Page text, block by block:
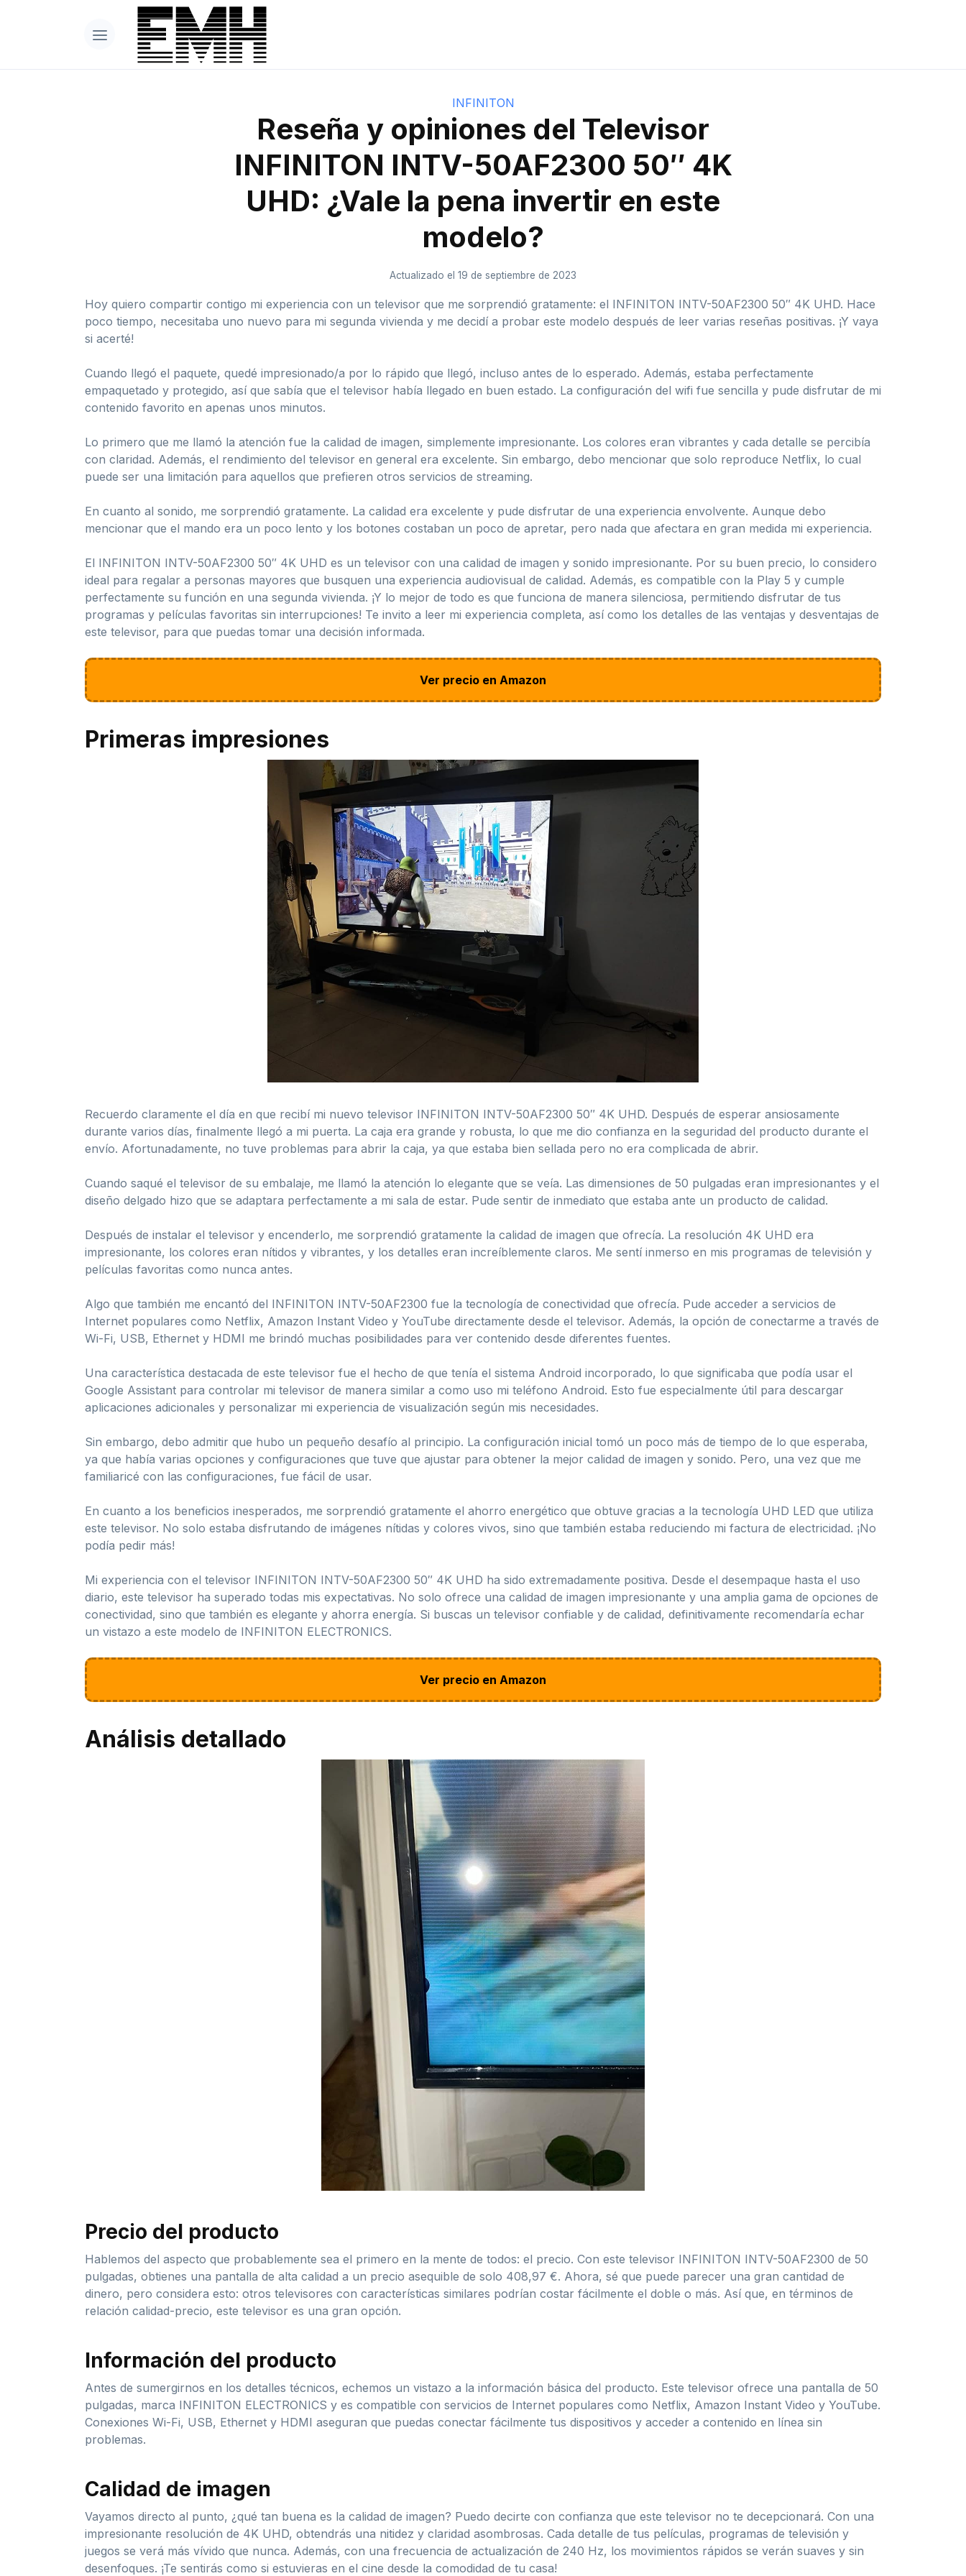
INFINITON
Reseña y opiniones del Televisor
INFINITON INTV-50AF2300 50″ 4K
UHD: ¿Vale la pena invertir en este
modelo?
Actualizado el 19 de septiembre de 2023
Hoy quiero compartir contigo mi experiencia con un televisor que me sorprendió gratamente: el INFINITON INTV-50AF2300 50″ 4K UHD. Hace
poco tiempo, necesitaba uno nuevo para mi segunda vivienda y me decidí a probar este modelo después de leer varias reseñas positivas. ¡Y vaya
si acerté!
Cuando llegó el paquete, quedé impresionado/a por lo rápido que llegó, incluso antes de lo esperado. Además, estaba perfectamente
empaquetado y protegido, así que sabía que el televisor había llegado en buen estado. La configuración del wifi fue sencilla y pude disfrutar de mi
contenido favorito en apenas unos minutos.
Lo primero que me llamó la atención fue la calidad de imagen, simplemente impresionante. Los colores eran vibrantes y cada detalle se percibía
con claridad. Además, el rendimiento del televisor en general era excelente. Sin embargo, debo mencionar que solo reproduce Netflix, lo cual
puede ser una limitación para aquellos que prefieren otros servicios de streaming.
En cuanto al sonido, me sorprendió gratamente. La calidad era excelente y pude disfrutar de una experiencia envolvente. Aunque debo
mencionar que el mando era un poco lento y los botones costaban un poco de apretar, pero nada que afectara en gran medida mi experiencia.
El INFINITON INTV-50AF2300 50″ 4K UHD es un televisor con una calidad de imagen y sonido impresionante. Por su buen precio, lo considero
ideal para regalar a personas mayores que busquen una experiencia audiovisual de calidad. Además, es compatible con la Play 5 y cumple
perfectamente su función en una segunda vivienda. ¡Y lo mejor de todo es que funciona de manera silenciosa, permitiendo disfrutar de tus
programas y películas favoritas sin interrupciones! Te invito a leer mi experiencia completa, así como los detalles de las ventajas y desventajas de
este televisor, para que puedas tomar una decisión informada.
Ver precio en Amazon
Primeras impresiones
Recuerdo claramente el día en que recibí mi nuevo televisor INFINITON INTV-50AF2300 50″ 4K UHD. Después de esperar ansiosamente
durante varios días, finalmente llegó a mi puerta. La caja era grande y robusta, lo que me dio confianza en la seguridad del producto durante el
envío. Afortunadamente, no tuve problemas para abrir la caja, ya que estaba bien sellada pero no era complicada de abrir.
Cuando saqué el televisor de su embalaje, me llamó la atención lo elegante que se veía. Las dimensiones de 50 pulgadas eran impresionantes y el
diseño delgado hizo que se adaptara perfectamente a mi sala de estar. Pude sentir de inmediato que estaba ante un producto de calidad.
Después de instalar el televisor y encenderlo, me sorprendió gratamente la calidad de imagen que ofrecía. La resolución 4K UHD era
impresionante, los colores eran nítidos y vibrantes, y los detalles eran increíblemente claros. Me sentí inmerso en mis programas de televisión y
películas favoritas como nunca antes.
Algo que también me encantó del INFINITON INTV-50AF2300 fue la tecnología de conectividad que ofrecía. Pude acceder a servicios de
Internet populares como Netflix, Amazon Instant Video y YouTube directamente desde el televisor. Además, la opción de conectarme a través de
Wi-Fi, USB, Ethernet y HDMI me brindó muchas posibilidades para ver contenido desde diferentes fuentes.
Una característica destacada de este televisor fue el hecho de que tenía el sistema Android incorporado, lo que significaba que podía usar el
Google Assistant para controlar mi televisor de manera similar a como uso mi teléfono Android. Esto fue especialmente útil para descargar
aplicaciones adicionales y personalizar mi experiencia de visualización según mis necesidades.
Sin embargo, debo admitir que hubo un pequeño desafío al principio. La configuración inicial tomó un poco más de tiempo de lo que esperaba,
ya que había varias opciones y configuraciones que tuve que ajustar para obtener la mejor calidad de imagen y sonido. Pero, una vez que me
familiaricé con las configuraciones, fue fácil de usar.
En cuanto a los beneficios inesperados, me sorprendió gratamente el ahorro energético que obtuve gracias a la tecnología UHD LED que utiliza
este televisor. No solo estaba disfrutando de imágenes nítidas y colores vivos, sino que también estaba reduciendo mi factura de electricidad. ¡No
podía pedir más!
Mi experiencia con el televisor INFINITON INTV-50AF2300 50″ 4K UHD ha sido extremadamente positiva. Desde el desempaque hasta el uso
diario, este televisor ha superado todas mis expectativas. No solo ofrece una calidad de imagen impresionante y una amplia gama de opciones de
conectividad, sino que también es elegante y ahorra energía. Si buscas un televisor confiable y de calidad, definitivamente recomendaría echar
un vistazo a este modelo de INFINITON ELECTRONICS.
Ver precio en Amazon
Análisis detallado
Precio del producto
Hablemos del aspecto que probablemente sea el primero en la mente de todos: el precio. Con este televisor INFINITON INTV-50AF2300 de 50
pulgadas, obtienes una pantalla de alta calidad a un precio asequible de solo 408,97 €. Ahora, sé que puede parecer una gran cantidad de
dinero, pero considera esto: otros televisores con características similares podrían costar fácilmente el doble o más. Así que, en términos de
relación calidad-precio, este televisor es una gran opción.
Información del producto
Antes de sumergirnos en los detalles técnicos, echemos un vistazo a la información básica del producto. Este televisor ofrece una pantalla de 50
pulgadas, marca INFINITON ELECTRONICS y es compatible con servicios de Internet populares como Netflix, Amazon Instant Video y YouTube.
Conexiones Wi-Fi, USB, Ethernet y HDMI aseguran que puedas conectar fácilmente tus dispositivos y acceder a contenido en línea sin
problemas.
Calidad de imagen
Vayamos directo al punto, ¿qué tan buena es la calidad de imagen? Puedo decirte con confianza que este televisor no te decepcionará. Con una
impresionante resolución de 4K UHD, obtendrás una nitidez y claridad asombrosas. Cada detalle de tus películas, programas de televisión y
juegos se verá más vívido que nunca. Además, con una frecuencia de actualización de 240 Hz, los movimientos rápidos se verán suaves y sin
desenfoques. ¡Te sentirás como si estuvieras en el cine desde la comodidad de tu casa!